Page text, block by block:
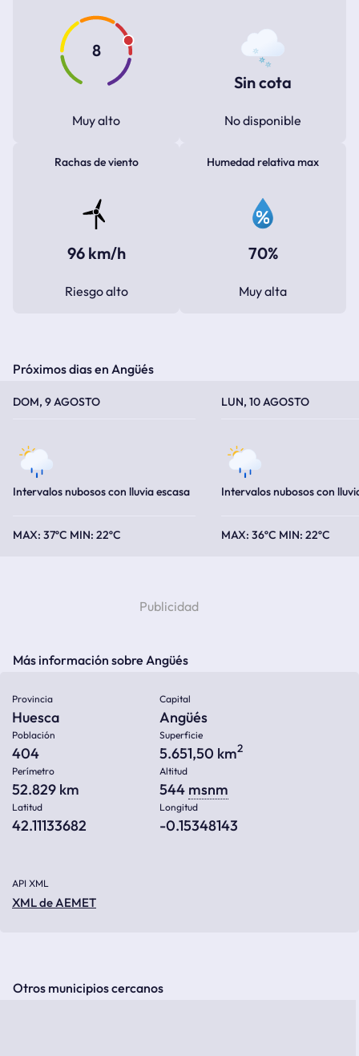
8
Muy alto
Sin cota
No disponible
Rachas de viento
96 km/h
Riesgo alto
Humedad relativa max
70%
Muy alta
Próximos dias en Angüés
DOM, 9 AGOSTO
Intervalos nubosos con lluvia escasa
37ºC 22ºC
LUN, 10 AGOSTO
Intervalos nubosos con
36ºC 22ºC
Más información sobre Angüés
Provincia
Huesca
Capital
Angüés
Población
404
Superficie
5.651,50 km2
Perímetro
52.829 km
Altitud
544 msnm
Latitud
42.11133682
Longitud
-0.15348143
API XML
XML de AEMET
Otros municipios cercanos